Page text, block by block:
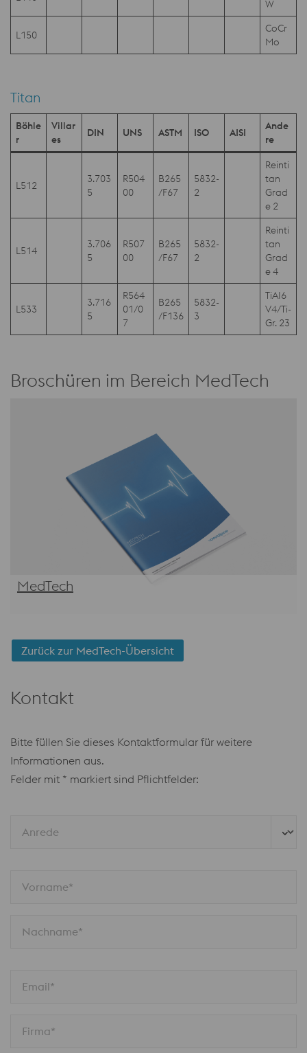
W
L150
CoCr
Mo
Titan
Böhle
r
Villar
es
DIN UNS ASTM ISO AISI
Ande
re
L512
3.703
5
R504
00
B265
/F67
5832-
2
Reinti
tan
Grad
e 2
L514
3.706
5
R507
00
B265
/F67
5832-
2
Reinti
tan
Grad
e 4
L533
3.716
5
R564
01/0
7
B265
/F136
5832-
3
TiAI6
V4/Ti-
Gr. 23
Broschüren im Bereich MedTech
MedTech
Zurück zur MedTech-Übersicht
Kontakt
Bitte füllen Sie dieses Kontaktformular für weitere
Informationen aus.
Felder mit * markiert sind Pflichtfelder:
Anrede
Vorname*
Nachname*
Email*
Firma*